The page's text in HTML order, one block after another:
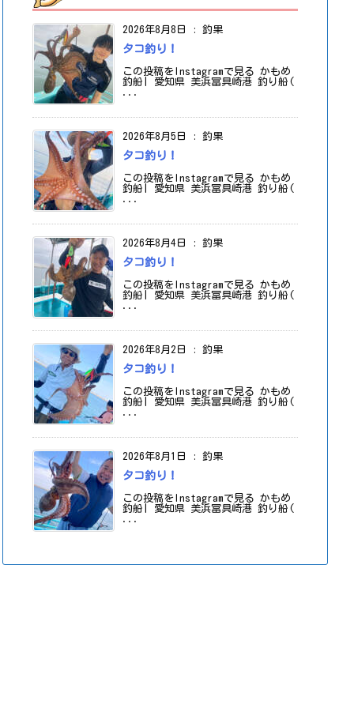
2026年8月8日 : 釣果
タコ釣り！
この投稿をInstagramで見る かもめ
釣船| 愛知県 美浜冨具崎港 釣り船(
...
2026年8月5日 : 釣果
タコ釣り！
この投稿をInstagramで見る かもめ
釣船| 愛知県 美浜冨具崎港 釣り船(
...
2026年8月4日 : 釣果
タコ釣り！
この投稿をInstagramで見る かもめ
釣船| 愛知県 美浜冨具崎港 釣り船(
...
2026年8月2日 : 釣果
タコ釣り！
この投稿をInstagramで見る かもめ
釣船| 愛知県 美浜冨具崎港 釣り船(
...
2026年8月1日 : 釣果
タコ釣り！
この投稿をInstagramで見る かもめ
釣船| 愛知県 美浜冨具崎港 釣り船(
...